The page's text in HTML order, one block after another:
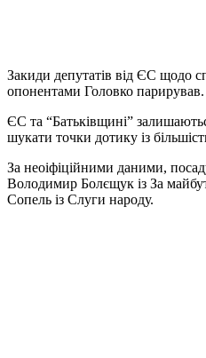
Закиди депутатів від ЄС щодо
опонентами Головко парирував.
ЄС та “Батьківщині”
шукати точки дотику із
За неоіфіційними даними,
Володимир Болєщук із За
Сопель із Слуги народу.